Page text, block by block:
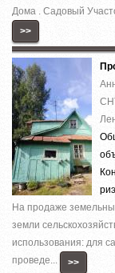
Дома . Садовый
>>
На продаже
земли
использования: для
проведе...
>>